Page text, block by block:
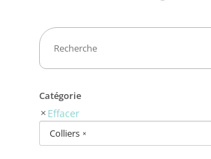
Catégorie
Effacer
Colliers ×